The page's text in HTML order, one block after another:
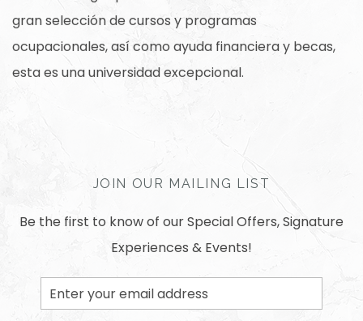
gran selección de cursos y programas
ocupacionales, así como ayuda financiera y becas,
esta es una universidad excepcional.
JOIN OUR MAILING LIST
Be the first to know of our Special Offers, Signature
Experiences & Events!
Email
Address